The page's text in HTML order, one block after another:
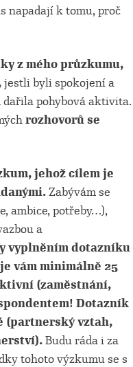
napadají k tomu, proč
z mého průzkumu,
jestli byli spokojení a
pohybová aktivita.
rozhovorů se
jehož cílem je
Zabývám se
ambice, potřeby…),
a
vyplněním dotazníku
vám minimálně 25
(zaměstnání,
Dotazník
(partnerský vztah,
Budu ráda i za
tohoto výzkumu se s